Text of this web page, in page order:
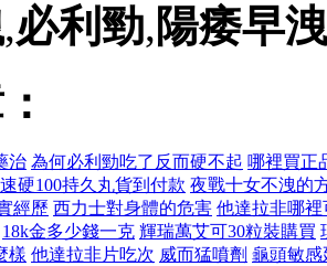
,必利勁, 陽痿早洩
治 為何必利勁吃了反而硬不起 哪裡買正
速硬100持久丸貨到付款 夜戰十女不洩的
經歷 西力士對身體的危害 他達拉非哪裡
18k金多少錢一克 輝瑞萬艾可30粒裝購買
樣 他達拉非片吃次 威而猛噴劑 龜頭敏感